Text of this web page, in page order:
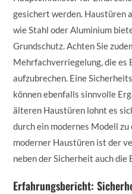
gesichert werden. Haustüren
wie Stahl oder Aluminium
Grundschutz. Achten Sie
Mehrfachverriegelung, die es
aufzubrechen. Eine
können ebenfalls sinnvolle
älteren Haustüren lohnt es
durch ein modernes Modell
moderner Haustüren ist der
neben der Sicherheit auch die
Erfahrungsbericht: